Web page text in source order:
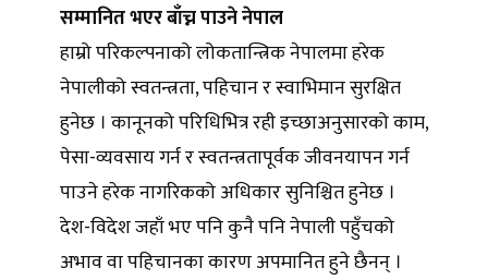
सम्मानित भएर बाँच्न पाउने नेपाल
हाम्रो परिकल्पनाको लोकतान्त्रिक नेपालमा हरेक
नेपालीको स्वतन्त्रता, पहिचान र स्वाभिमान सुरक्षित
हुनेछ । कानूनको परिधिभित्र रही इच्छाअनुसारको काम,
पेसा-व्यवसाय गर्न र स्वतन्त्रतापूर्वक जीवनयापन गर्न
पाउने हरेक नागरिकको अधिकार सुनिश्चित हुनेछ ।
देश-विदेश जहाँ भए पनि कुनै पनि नेपाली पहुँचको
अभाव वा पहिचानका कारण अपमानित हुने छैनन् ।